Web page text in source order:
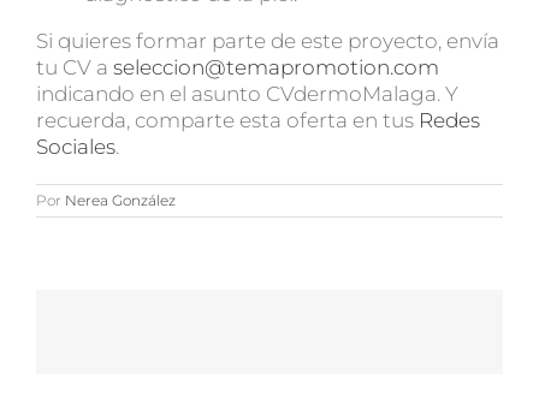
Si quieres formar parte de este proyecto, envía
tu CV a seleccion@temapromotion.com
indicando en el asunto CVdermoMalaga. Y
recuerda, comparte esta oferta en tus Redes
Sociales.
Por Nerea González